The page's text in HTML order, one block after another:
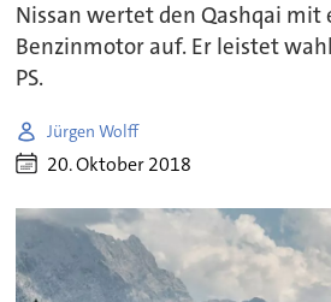
Nissan wertet den Qashqai mit
Benzinmotor auf. Er leistet
PS.
Jürgen Wolff
20. Oktober 2018